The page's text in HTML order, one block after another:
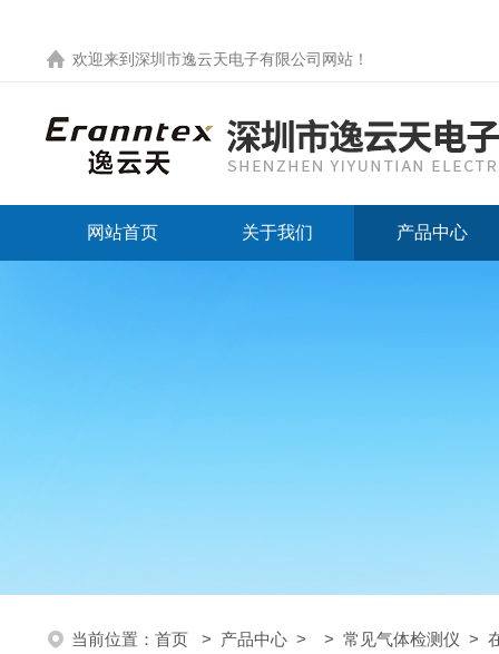
欢迎来到 深圳市逸云天电子有限公司网站 ！
网站首页 关于我们 产品中心
当前位置： 首页 > 产品中心 > > 常见气体检测仪 >